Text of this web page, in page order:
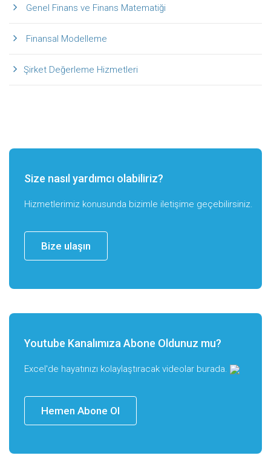
Genel Finans ve Finans Matematiği
Finansal Modelleme
Şirket Değerleme Hizmetleri
Size nasıl yardımcı olabiliriz?
Hizmetlerimiz konusunda bizimle iletişime geçebilirsiniz.
Bize ulaşın
Youtube Kanalımıza Abone Oldunuz mu?
Excel'de hayatınızı kolaylaştıracak videolar burada.
Hemen Abone Ol